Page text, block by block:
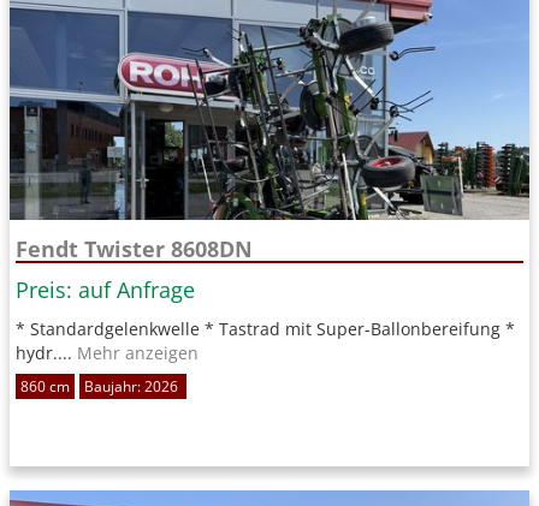
Fendt Twister 8608DN
Preis: auf Anfrage
* Standardgelenkwelle * Tastrad mit Super-Ballonbereifung *
hydr.... Mehr anzeigen
860 cm Baujahr: 2026